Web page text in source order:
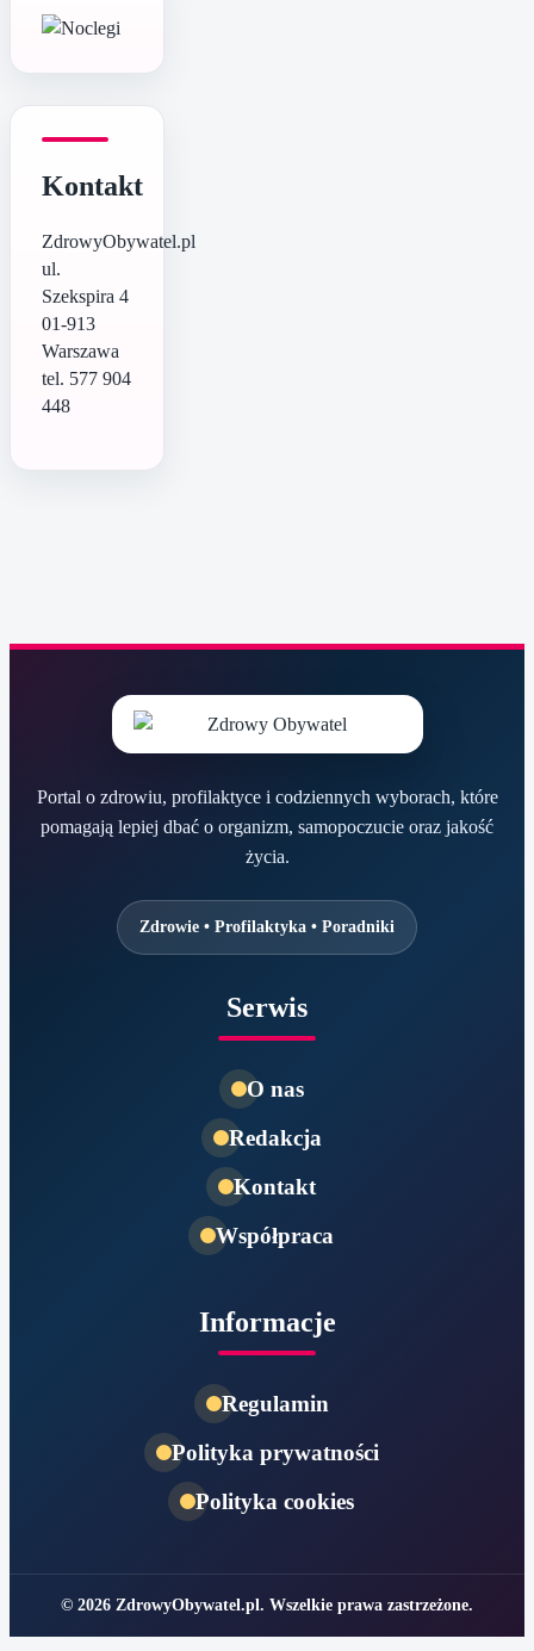
Kontakt
ZdrowyObywatel.pl
ul.
Szekspira 4
01-913
Warszawa
tel. 577 904
448
Portal o zdrowiu, profilaktyce i codziennych wyborach, które
pomagają lepiej dbać o organizm, samopoczucie oraz jakość
życia.
Zdrowie • Profilaktyka • Poradniki
Serwis
O nas
Redakcja
Kontakt
Współpraca
Informacje
Regulamin
Polityka prywatności
Polityka cookies
© 2026 ZdrowyObywatel.pl. Wszelkie prawa zastrzeżone.